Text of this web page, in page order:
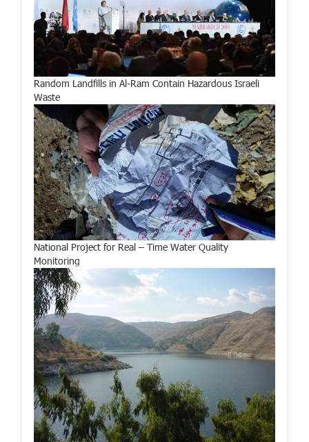
Random Landfills in Al-Ram Contain Hazardous Israeli
Waste
National Project for Real – Time Water Quality
Monitoring